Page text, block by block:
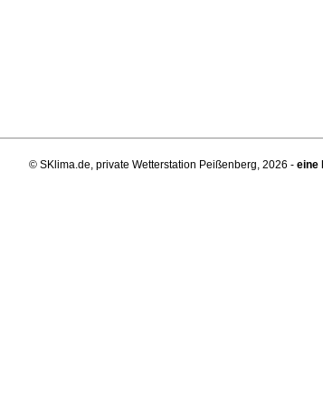
© SKlima.de, private Wetterstation Peißenberg, 2026 - eine